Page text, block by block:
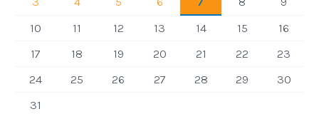
10
11 12 13 14 15
16
17
18 19 20 21 22
23
24
25 26 27 28 29
30
31